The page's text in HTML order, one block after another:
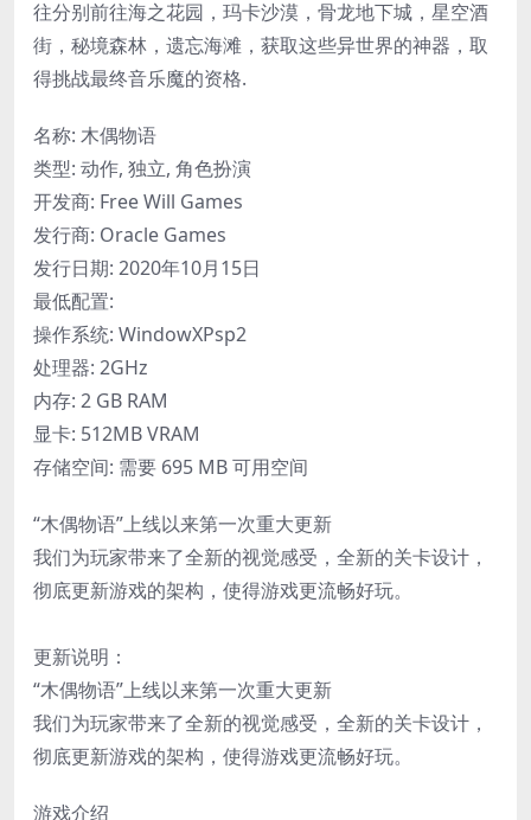
往分别前往海之花园，玛卡沙漠，骨龙地下城，星空酒
街，秘境森林，遗忘海滩，获取这些异世界的神器，取
得挑战最终音乐魔的资格.
名称: 木偶物语
类型: 动作, 独立, 角色扮演
开发商: Free Will Games
发行商: Oracle Games
发行日期: 2020年10月15日
最低配置:
操作系统: WindowXPsp2
处理器: 2GHz
内存: 2 GB RAM
显卡: 512MB VRAM
存储空间: 需要 695 MB 可用空间
“木偶物语”上线以来第一次重大更新
我们为玩家带来了全新的视觉感受，全新的关卡设计，
彻底更新游戏的架构，使得游戏更流畅好玩。
更新说明：
“木偶物语”上线以来第一次重大更新
我们为玩家带来了全新的视觉感受，全新的关卡设计，
彻底更新游戏的架构，使得游戏更流畅好玩。
游戏介绍